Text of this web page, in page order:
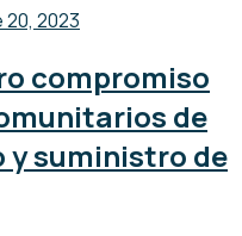
2023
compromiso
de
y suministro de